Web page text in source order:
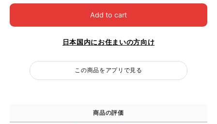
Add to cart
日本国内にお住まいの方向け
この商品をアプリで見る
商品の評価